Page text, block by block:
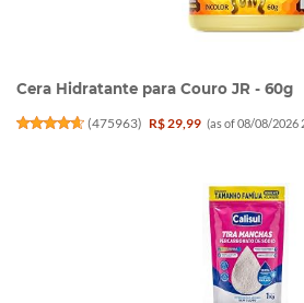
Cera Hidratante para Couro JR - 60g
(475963) R$ 29,99 (as of 08/08/2026